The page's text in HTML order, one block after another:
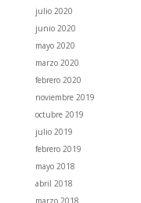
julio 2020
junio 2020
mayo 2020
marzo 2020
febrero 2020
noviembre 2019
octubre 2019
julio 2019
febrero 2019
mayo 2018
abril 2018
marzo 2018